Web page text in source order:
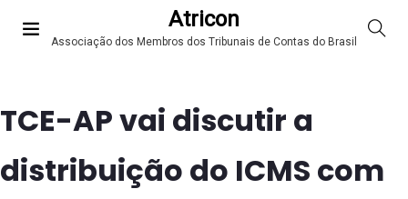
Atricon
Associação dos Membros dos Tribunais de Contas do Brasil
TCE-AP vai discutir a
distribuição do ICMS com